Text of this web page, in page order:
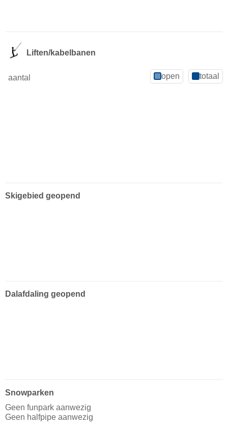
Liften/kabelbanen
aantal open totaal
Skigebied geopend
Dalafdaling geopend
Snowparken
Geen funpark aanwezig
Geen halfpipe aanwezig